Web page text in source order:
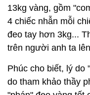
13kg vàng, gồm
4 chiếc nhẫn mỗi
đeo tay hơn 3kg...
trên người anh ta
Phúc cho biết, lý do
do tham khảo thầy